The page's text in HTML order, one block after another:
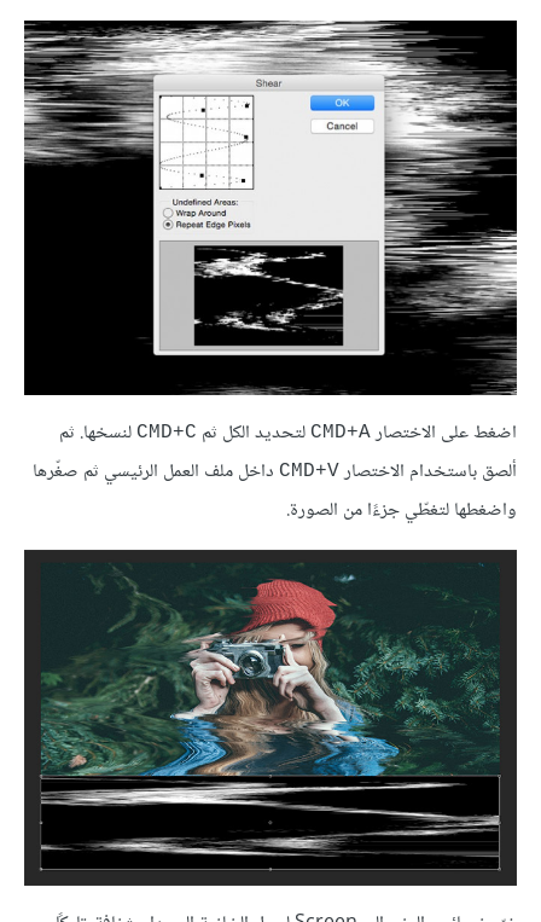
اضغط على الاختصارCMD+A لتحديد الكل ثم CMD+C لنسخها. ثم
ألصق باستخدام الاختصارCMD+V داخل ملف العمل الرئيسي ثم صغّرها
واضغطها لتغطّي جزءًا من الصورة.